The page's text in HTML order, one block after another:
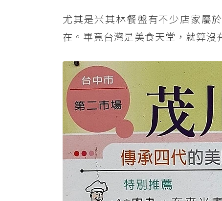
尤其是米其林餐盤有不少店家屬
在。畢竟台灣是美食天堂，就算沒